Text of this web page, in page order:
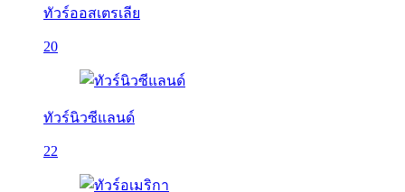
ทัวร์ออสเตรเลีย
20
ทัวร์นิวซีแลนด์
22